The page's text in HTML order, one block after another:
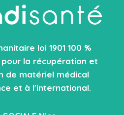
loi 1901 100 %
la récupération et
de matériel médical
et à l'international.